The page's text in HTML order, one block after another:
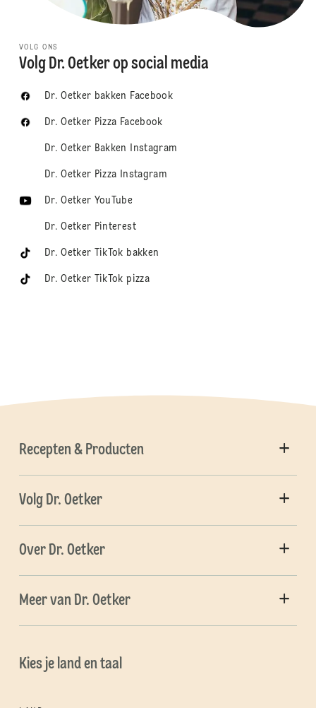
VOLG ONS
Volg Dr. Oetker op social media
Dr. Oetker bakken Facebook
Dr. Oetker Pizza Facebook
Dr. Oetker Bakken Instagram
Dr. Oetker Pizza Instagram
Dr. Oetker YouTube
Dr. Oetker Pinterest
Dr. Oetker TikTok bakken
Dr. Oetker TikTok pizza
Recepten & Producten
Volg Dr. Oetker
Over Dr. Oetker
Meer van Dr. Oetker
Kies je land en taal